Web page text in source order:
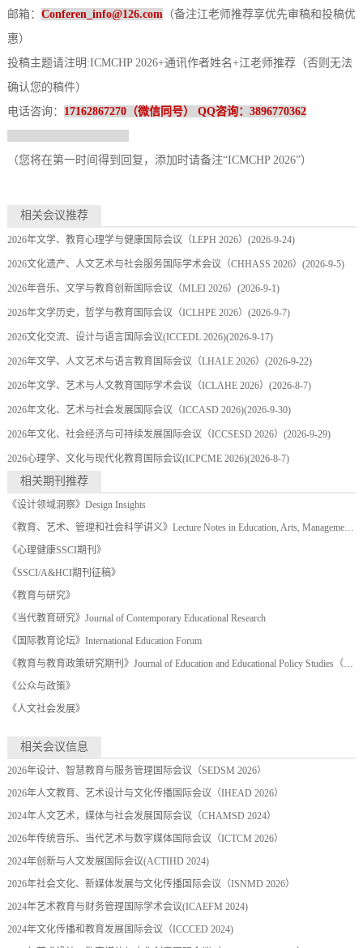
邮箱： Conferen_info@126.com（备注江老师推荐享优先审稿和投稿优
惠）
投稿主题请注明 :ICMCHP 2026+通讯作者姓名+江老师推荐（否则无法
确认您的稿件）
电话咨询： 17162867270（微信同号） QQ咨询：3896770362
（您将在第一时间得到回复，添加时请备注“ICMCHP 2026”）
相关会议推荐
2026年文学、教育心理学与健康国际会议（LEPH 2026） (2026-9-24)
2026文化遗产、人文艺术与社会服务国际学术会议（CHHASS 2026） (2026-9-5)
2026年音乐、文学与教育创新国际会议（MLEI 2026） (2026-9-1)
2026年文学历史，哲学与教育国际会议（ICLHPE 2026） (2026-9-7)
2026文化交流、设计与语言国际会议(ICCEDL 2026)(2026-9-17)
2026年文学、人文艺术与语言教育国际会议（LHALE 2026） (2026-9-22)
2026年文学、艺术与人文教育国际学术会议（ICLAHE 2026） (2026-8-7)
2026年文化、艺术与社会发展国际会议（ICCASD 2026)(2026-9-30)
2026年文化、社会经济与可持续发展国际会议（ICCSESD 2026） (2026-9-29)
2026心理学、文化与现代化教育国际会议(ICPCME 2026)(2026-8-7)
相关期刊推荐
《设计领域洞察》Design Insights
《教育、艺术、管理和社会科学讲义》Lecture Notes in Education, Arts, Management and Social Science
《心理健康SSCI期刊》
《SSCI/A&HCI期刊征稿》
《教育与研究》
《当代教育研究》Journal of Contemporary Educational Research
《国际教育论坛》International Education Forum
《教育与教育政策研究期刊》Journal of Education and Educational Policy Studies（JEEPS）
《公众与政策》
《人文社会发展》
相关会议信息
2026年设计、智慧教育与服务管理国际会议（SEDSM 2026）
2026年人文教育、艺术设计与文化传播国际会议（IHEAD 2026）
2024年人文艺术，媒体与社会发展国际会议（CHAMSD 2024）
2026年传统音乐、当代艺术与数字媒体国际会议（ICTCM 2026）
2024年创新与人文发展国际会议(ACTIHD 2024)
2026年社会文化、新媒体发展与文化传播国际会议（ISNMD 2026）
2024年艺术教育与财务管理国际学术会议(ICAEFM 2024)
2024年文化传播和教育发展国际会议（ICCCED 2024)